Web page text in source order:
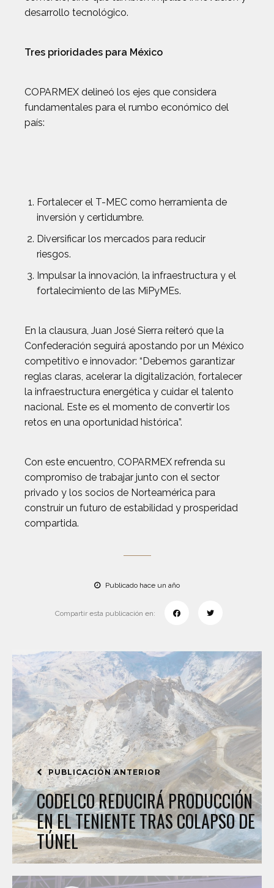
desarrollo tecnológico.
Tres prioridades para México
COPARMEX delineó los ejes que considera
fundamentales para el rumbo económico del
país:
Fortalecer el T-MEC como herramienta de
inversión y certidumbre.
Diversificar los mercados para reducir
riesgos.
Impulsar la innovación, la infraestructura y el
fortalecimiento de las MiPyMEs.
En la clausura, Juan José Sierra reiteró que la
Confederación seguirá apostando por un México
competitivo e innovador: “Debemos garantizar
reglas claras, acelerar la digitalización, fortalecer
la infraestructura energética y cuidar el talento
nacional. Este es el momento de convertir los
retos en una oportunidad histórica”.
Con este encuentro, COPARMEX refrenda su
compromiso de trabajar junto con el sector
privado y los socios de Norteamérica para
construir un futuro de estabilidad y prosperidad
compartida.
Publicado hace un año
Compartir esta publicación en:
PUBLICACIÓN ANTERIOR
CODELCO REDUCIRÁ PRODUCCIÓN
EN EL TENIENTE TRAS COLAPSO DE
TÚNEL